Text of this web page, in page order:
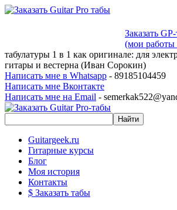
Заказать
(мои
табулатуры 1 в 1 как оригинале: для
гитары и вестерна (Иван Сорокин)
Написать мне в Whatsapp - 89185104459
Написать мне Вконтакте
Написать мне на Email -
Guitargeek.ru
Гитарные курсы
Блог
Моя история
Контакты
$ Заказать табы